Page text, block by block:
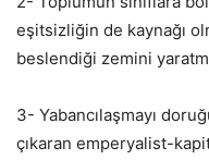
eşitsizliğin de kaynağı
beslendiği zemini
3- Yabancılaşmayı
çıkaran emperyalist-